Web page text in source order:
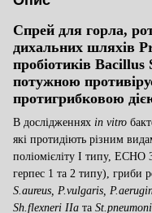
Спрей для горла,
дихальних шляхів
пробіотиків Bacillus
потужною
протигрибковою
В дослідженнях in vitro
які протидіють різним вид
поліомієліту I типу, ECHO
герпес 1 та 2 типу), гриби
S.aureus, P.vulgaris, P.
Sh.flexneri IIa та St.